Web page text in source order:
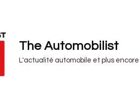
The Automobilist
L'actualité automobile et plus encore